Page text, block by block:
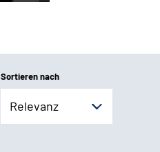
Sortieren nach
Relevanz